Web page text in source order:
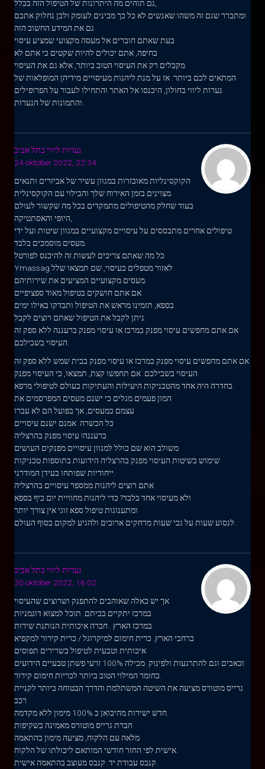
ומתברר שגם זה משהו שאנשים לא כל כך מבינים לעומק ולכן נחלוק אתכם
בעת שאתם חוברים אל מעסה מקצועי שמציע עיסוי
בחיפה, אתם יכולים להיות שקטים כי אתם לא
מקבלים רק את העיסוי הטוב ביותר, אלא גם את העיסוי
המתאים לכם ביותר. אז על מנת ליהנות מעיסויים מידיהן המופלאות של
נערות ליווי בחולון, היכנסו אל האתר והתחילו לעבור על הפרופילים
נערות ליווי בתל אביב
24 oktober 2022, 22:34
הקוקסינליות מאובזרות במגוון עשיר של אביזרים ותנאים
בעוד שחלק מהטיפולים מתמקדים בכל מה שקשור לעולם
טיפולים אחרים מתבססים על עיסויים מקצועיים במגוון שיטות ועל ידי
כל מה שאתם צריכים לעשות זה להיכנס לפורטל
Ymassag לאזור מטפלים בעיסוי, שם תמצאו שלל
אם אתם חושקים בטיפול מאוד ספציפיים
בספא, תזמינו מראש את הטיפול ותבדקו באילו ימים
אם אתם מחפשים עיסוי מפנק במרכז או עיסוי מפנק ברעננה ללא ספק זה
אם אתם מחפשים עיסוי מפנק במרכז או עיסוי מפנק בבית שמש ללא ספק זה
העיסוי בשבילכם. אם תחפשו קצת, תמצאו, כי העיסוי מפנק
המון פעמים מגלים כי ישנם מעסים המפרסמים את
עצמם כמעסים, אך בפועל הם לא עברו
כל הכשרה. אמנם ישנם עיסויים
ברעננה! עיסוי מפנק בהרצליה
משולב הוא שם כולל למגוון עיסויים מפנקים העושים
שימוש בשיטות העיסוי מפנק בהרצליה הידועות בתוספות טכניקות
אתם רוצים ליהנות ממספר עיסויים בהרצליה
ולא מעיסוי אחד בלבד? כדי ליהנות מחוויית יום כיף בספא
ומתענוגות טיפול ספא זוגי אין צורך יותר
נערות ליווי בתל אביב
30 oktober 2022, 16:02
אך יש כאלה שאוהבים להתפנק ושרוצים שהעיסוי
במרכז יתקיים בביתם. תוכל למצוא דוגמניות
במרכז הארץ . חברה איכותית הנותנת שירות
ברחבי הארץ. כרית חימום למיקרוגל / כרית קירור למקפיא
איכותית וטבעית לטיפול בשרירים תפוסים
וכאבים וגם להתרגעות ולפינוק. מכילה 100% זרעי פשתן טבעיים הידועים
גרייס מוטורס מציעה את השיטה המשתלמת והדרך הבטוחה ביותר לקניית
רכב
חברת גרייס מוטורס מאמינה בשקיפות
מלאה עם הלקוח, מציעה מימון בהתאמה